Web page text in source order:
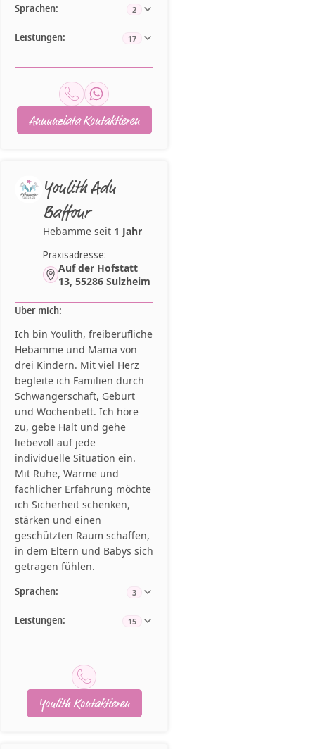
Sprachen: 2
Leistungen: 17
Annunziata Kontaktieren
Youlith Adu
Baffour
Hebamme seit 1 Jahr
Praxisadresse:
Auf der Hofstatt
13, 55286 Sulzheim
Über mich:
Ich bin Youlith, freiberufliche
Hebamme und Mama von
drei Kindern. Mit viel Herz
begleite ich Familien durch
Schwangerschaft, Geburt
und Wochenbett. Ich höre
zu, gebe Halt und gehe
liebevoll auf jede
individuelle Situation ein.
Mit Ruhe, Wärme und
fachlicher Erfahrung möchte
ich Sicherheit schenken,
stärken und einen
geschützten Raum schaffen,
in dem Eltern und Babys sich
getragen fühlen.
Sprachen: 3
Leistungen: 15
Youlith Kontaktieren